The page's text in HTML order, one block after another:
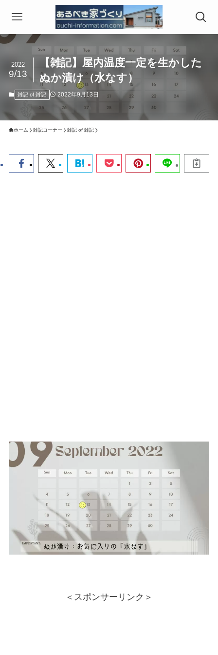
【雑記】屋内温度一定を生かした
ぬか漬け（水なす）
2022
9/13
雑記 of 雑記 2022年9月13日
ホーム 雑記コーナー 雑記 of 雑記
＜スポンサーリンク＞